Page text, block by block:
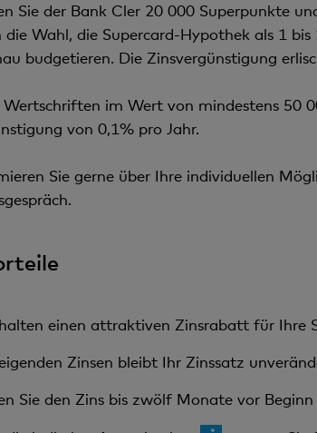
Sie der Bank Cler 20 000 Superpunkte
die Wahl, die Supercard-Hypothek als 1
budgetieren. Die Zinsvergünstigung
Wertschriften im Wert von mindestens 50
von 0,1% pro Jahr.
Sie gerne über Ihre individuellen
einen attraktiven Zinsrabatt für Ihre
Zinsen bleibt Ihr Zinssatz
Sie den Zins bis zwölf Monate vor